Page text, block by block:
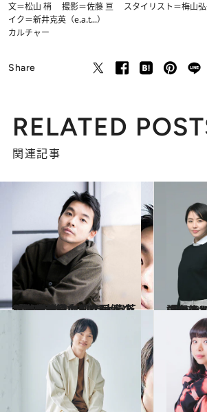
文＝松山 梢 撮影＝佐藤 亘 スタイリスト＝梅山
イク＝新井克英（e.a.t...）
カルチャー
Share
RELATED
関連記事
2023.3.28
“演劇怪獣”たちに圧倒されながら―。 仲野太賀「脚本と心中したい」 芝居と宮藤官九郎作品へのあふれる愛
カルチャー 「老後について母と話している」長澤まさみ、松山ケンイチが語る 映画『ロストケア』が描く“介護殺人”
カルチ